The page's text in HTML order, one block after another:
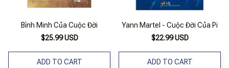
Bình Minh Của Cuộc Đời
$25.99 USD
ADD TO CART
Yann Martel - Cuộc Đời Của Pi
$22.99 USD
ADD TO CART